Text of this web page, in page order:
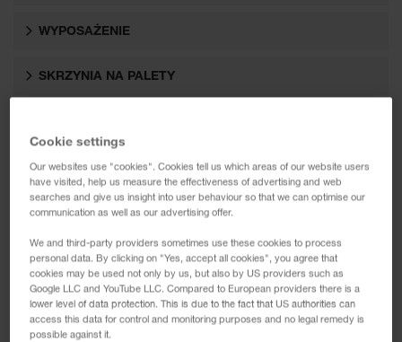
WYPOSAŻENIE
SKRZYNIA NA PALETY
Cookie settings
Our websites use "cookies". Cookies tell us which areas of our website users
have visited, help us measure the effectiveness of advertising and web
searches and give us insight into user behaviour so that we can optimise our
communication as well as our advertising offer.
We and third-party providers sometimes use these cookies to process
personal data. By clicking on "Yes, accept all cookies", you agree that
cookies may be used not only by us, but also by US providers such as
Google LLC and YouTube LLC. Compared to European providers there is a
lower level of data protection. This is due to the fact that US authorities can
access this data for control and monitoring purposes and no legal remedy is
possible against it.